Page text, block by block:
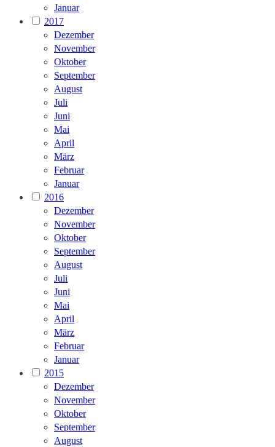
Januar
2017
Dezember
November
Oktober
September
August
Juli
Juni
Mai
April
März
Februar
Januar
2016
Dezember
November
Oktober
September
August
Juli
Juni
Mai
April
März
Februar
Januar
2015
Dezember
November
Oktober
September
August